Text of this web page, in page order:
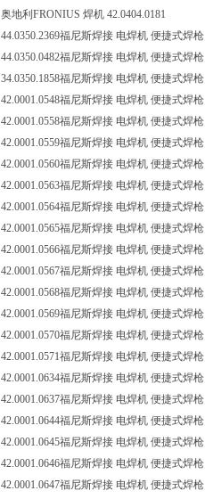
奥地利 FRONIUS 焊机 42.0404.0181
44.0350.2369福尼斯焊接 电焊机 便捷式焊枪
44.0350.0482福尼斯焊接 电焊机 便捷式焊枪
34.0350.1858福尼斯焊接 电焊机 便捷式焊枪
42.0001.0548福尼斯焊接 电焊机 便捷式焊枪
42.0001.0558福尼斯焊接 电焊机 便捷式焊枪
42.0001.0559福尼斯焊接 电焊机 便捷式焊枪
42.0001.0560福尼斯焊接 电焊机 便捷式焊枪
42.0001.0563福尼斯焊接 电焊机 便捷式焊枪
42.0001.0564福尼斯焊接 电焊机 便捷式焊枪
42.0001.0565福尼斯焊接 电焊机 便捷式焊枪
42.0001.0566福尼斯焊接 电焊机 便捷式焊枪
42.0001.0567福尼斯焊接 电焊机 便捷式焊枪
42.0001.0568福尼斯焊接 电焊机 便捷式焊枪
42.0001.0569福尼斯焊接 电焊机 便捷式焊枪
42.0001.0570福尼斯焊接 电焊机 便捷式焊枪
42.0001.0571福尼斯焊接 电焊机 便捷式焊枪
42.0001.0634福尼斯焊接 电焊机 便捷式焊枪
42.0001.0637福尼斯焊接 电焊机 便捷式焊枪
42.0001.0644福尼斯焊接 电焊机 便捷式焊枪
42.0001.0645福尼斯焊接 电焊机 便捷式焊枪
42.0001.0646福尼斯焊接 电焊机 便捷式焊枪
42.0001.0647福尼斯焊接 电焊机 便捷式焊枪